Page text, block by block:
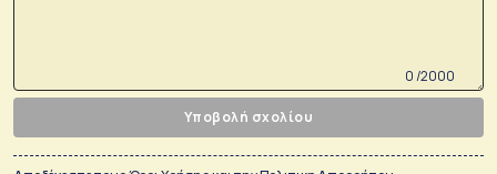
0 /2000
Υποβολή σχολίου